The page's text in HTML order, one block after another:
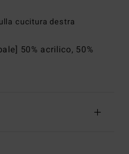
cucitura destra
50% acrilico, 50%